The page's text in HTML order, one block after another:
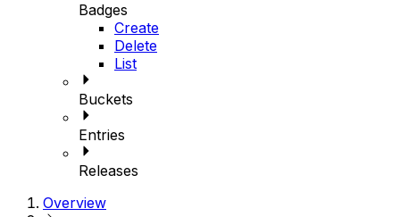
Badges
Create
Delete
List
Buckets
Entries
Releases
Overview